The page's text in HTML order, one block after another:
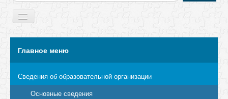
Toggle
Главное меню
Сведения об образовательной организации
Основные сведения